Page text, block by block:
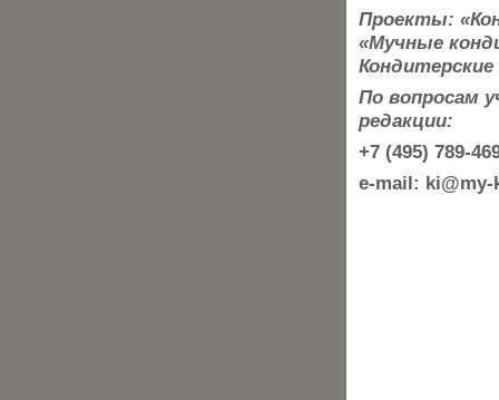
Проекты:
«Мучные
Кондитерские
По вопросам
редакции:
+7 (495) 789-
e-mail: